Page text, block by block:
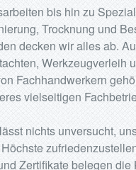
bis hin zu
Trocknung und
decken wir alles ab.
Werkzeugverleih
Fachhandwerkern
vielseitigen
nichts unversucht,
Zertifikate belegen die